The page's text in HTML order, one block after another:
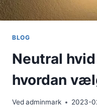
BLOG
Neutral
hvordan
Vedadminmark 2023-